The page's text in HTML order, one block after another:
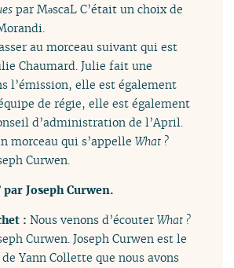
par MəscaL C’était un choix de
au morceau suivant qui est
Chaumard. Julie fait une
l’émission, elle est également
de régie, elle est également
d’administration de l’April.
morceau qui s’appelleWhat ?
Curwen.
par Joseph Curwen.
:Nous venons d’écouterWhat ?
Curwen. Joseph Curwen est le
Yann Collette que nous avons